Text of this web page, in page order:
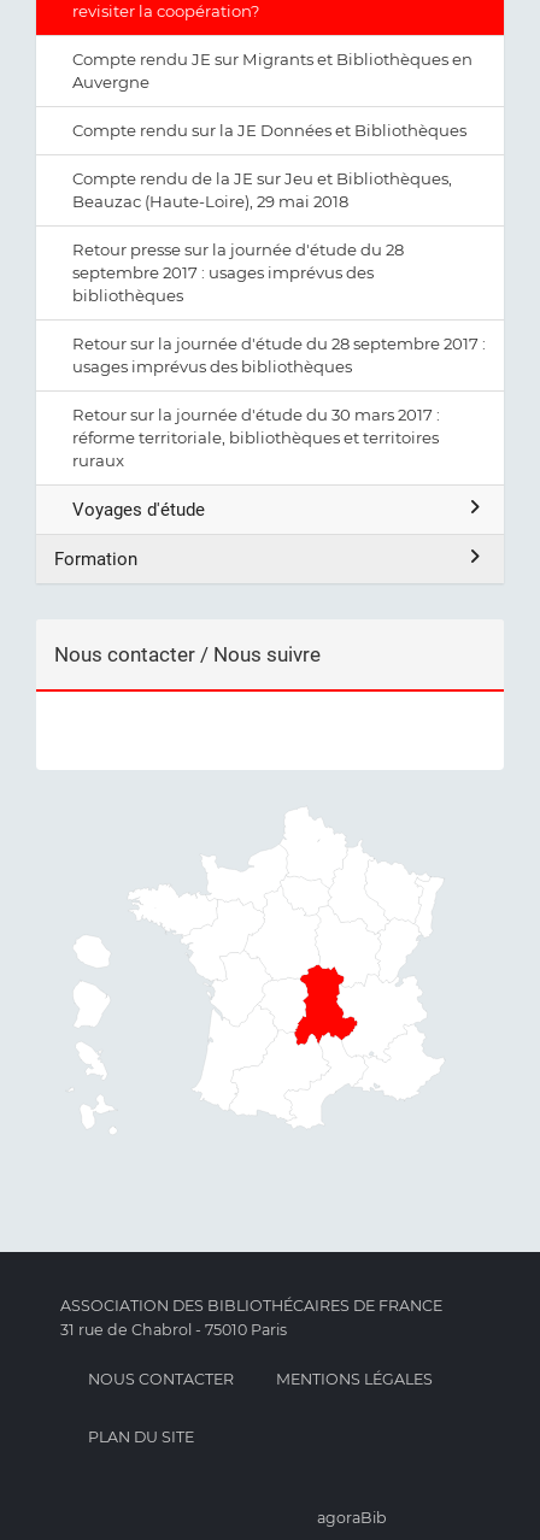
revisiter la coopération?
Compte rendu JE sur Migrants et Bibliothèques en
Auvergne
Compte rendu sur la JE Données et Bibliothèques
Compte rendu de la JE sur Jeu et Bibliothèques,
Beauzac (Haute-Loire), 29 mai 2018
Retour presse sur la journée d'étude du 28
septembre 2017 : usages imprévus des
bibliothèques
Retour sur la journée d'étude du 28 septembre 2017 :
usages imprévus des bibliothèques
Retour sur la journée d'étude du 30 mars 2017 :
réforme territoriale, bibliothèques et territoires
ruraux
Voyages d'étude
Formation
Nous contacter / Nous suivre
ASSOCIATION DES BIBLIOTHÉCAIRES DE FRANCE
31 rue de Chabrol - 75010 Paris
NOUS CONTACTER MENTIONS LÉGALES
PLAN DU SITE
agoraBib